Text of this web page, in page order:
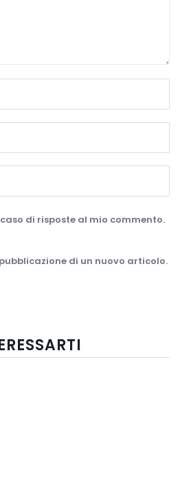
di risposte al mio commento.
di un nuovo articolo.